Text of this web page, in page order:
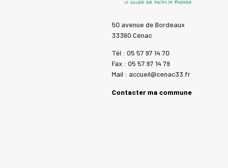
50 avenue de Bordeaux
33360 Cénac
Tél : 05 57 97 14 70
Fax : 05 57 97 14 79
Mail : accueil@cenac33.fr
Contacter ma commune